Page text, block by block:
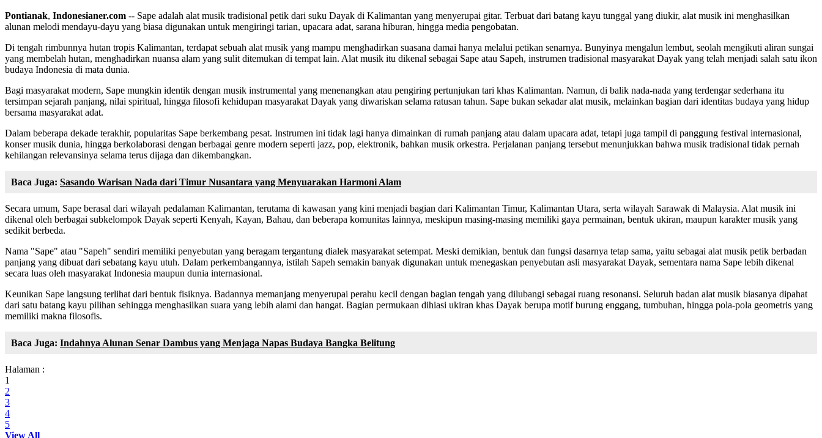
Pontianak, Indonesianer.com -- Sape adalah alat musik tradisional petik dari suku Dayak di Kalimantan yang menyerupai gitar. Terbuat dari batang kayu tunggal yang diukir, alat musik ini menghasilkan
alunan melodi mendayu-dayu yang biasa digunakan untuk mengiringi tarian, upacara adat, sarana hiburan, hingga media pengobatan.
Di tengah rimbunnya hutan tropis Kalimantan, terdapat sebuah alat musik yang mampu menghadirkan suasana damai hanya melalui petikan senarnya. Bunyinya mengalun lembut, seolah mengikuti aliran sungai
yang membelah hutan, menghadirkan nuansa alam yang sulit ditemukan di tempat lain. Alat musik itu dikenal sebagai Sape atau Sapeh, instrumen tradisional masyarakat Dayak yang telah menjadi salah satu ikon
budaya Indonesia di mata dunia.
Bagi masyarakat modern, Sape mungkin identik dengan musik instrumental yang menenangkan atau pengiring pertunjukan tari khas Kalimantan. Namun, di balik nada-nada yang terdengar sederhana itu
tersimpan sejarah panjang, nilai spiritual, hingga filosofi kehidupan masyarakat Dayak yang diwariskan selama ratusan tahun. Sape bukan sekadar alat musik, melainkan bagian dari identitas budaya yang hidup
bersama masyarakat adat.
Dalam beberapa dekade terakhir, popularitas Sape berkembang pesat. Instrumen ini tidak lagi hanya dimainkan di rumah panjang atau dalam upacara adat, tetapi juga tampil di panggung festival internasional,
konser musik dunia, hingga berkolaborasi dengan berbagai genre modern seperti jazz, pop, elektronik, bahkan musik orkestra. Perjalanan panjang tersebut menunjukkan bahwa musik tradisional tidak pernah
kehilangan relevansinya selama terus dijaga dan dikembangkan.
Baca Juga: Sasando Warisan Nada dari Timur Nusantara yang Menyuarakan Harmoni Alam
Secara umum, Sape berasal dari wilayah pedalaman Kalimantan, terutama di kawasan yang kini menjadi bagian dari Kalimantan Timur, Kalimantan Utara, serta wilayah Sarawak di Malaysia. Alat musik ini
dikenal oleh berbagai subkelompok Dayak seperti Kenyah, Kayan, Bahau, dan beberapa komunitas lainnya, meskipun masing-masing memiliki gaya permainan, bentuk ukiran, maupun karakter musik yang
sedikit berbeda.
Nama "Sape" atau "Sapeh" sendiri memiliki penyebutan yang beragam tergantung dialek masyarakat setempat. Meski demikian, bentuk dan fungsi dasarnya tetap sama, yaitu sebagai alat musik petik berbadan
panjang yang dibuat dari sebatang kayu utuh. Dalam perkembangannya, istilah Sapeh semakin banyak digunakan untuk menegaskan penyebutan asli masyarakat Dayak, sementara nama Sape lebih dikenal
secara luas oleh masyarakat Indonesia maupun dunia internasional.
Keunikan Sape langsung terlihat dari bentuk fisiknya. Badannya memanjang menyerupai perahu kecil dengan bagian tengah yang dilubangi sebagai ruang resonansi. Seluruh badan alat musik biasanya dipahat
dari satu batang kayu pilihan sehingga menghasilkan suara yang lebih alami dan hangat. Bagian permukaan dihiasi ukiran khas Dayak berupa motif burung enggang, tumbuhan, hingga pola-pola geometris yang
memiliki makna filosofis.
Baca Juga: Indahnya Alunan Senar Dambus yang Menjaga Napas Budaya Bangka Belitung
Halaman :
1
2
3
4
5
View All